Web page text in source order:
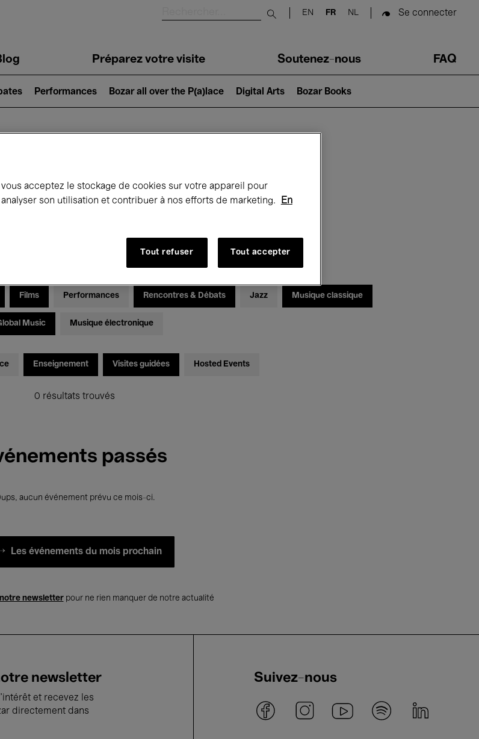
Submit search
EN FR NL Se connecter
Préparez votre visite Soutenez-nous FAQ
Performances Bozar all over the P(a)lace Digital Arts Bozar Books
passe à Bozar
Films Performances Rencontres & Débats Jazz Musique classique
Music Musique électronique
Enseignement Visites guidées Hosted Events
0 résultats trouvés
passés
aucun événement prévu ce mois-ci.
Les événements du mois prochain
newsletterpour ne rien manquer de notre actualité
newsletter
et recevez les
directement dans
Suivez-nous
acceptez le stockage de cookies sur votre appareil pour
son utilisation et contribuer à nos efforts de marketing.
En
Tout refuser Tout accepter